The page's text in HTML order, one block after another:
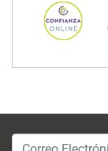
Correo Electrónico